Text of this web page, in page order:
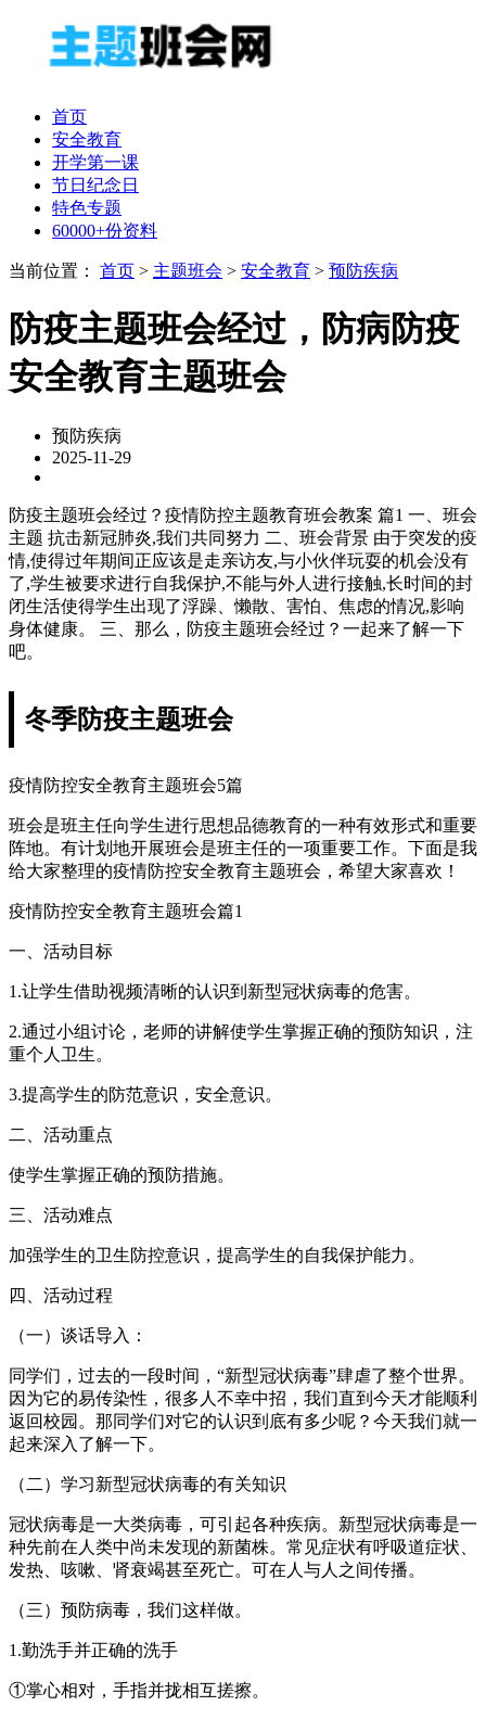
首页
安全教育
开学第一课
节日纪念日
特色专题
60000+份资料
当前位置： 首页 > 主题班会 > 安全教育 > 预防疾病
防疫主题班会经过，防病防疫
安全教育主题班会
预防疾病
2025-11-29
防疫主题班会经过？疫情防控主题教育班会教案 篇1 一、班会
主题 抗击新冠肺炎,我们共同努力 二、班会背景 由于突发的疫
情,使得过年期间正应该是走亲访友,与小伙伴玩耍的机会没有
了,学生被要求进行自我保护,不能与外人进行接触,长时间的封
闭生活使得学生出现了浮躁、懒散、害怕、焦虑的情况,影响
身体健康。 三、那么，防疫主题班会经过？一起来了解一下
吧。
冬季防疫主题班会
疫情防控安全教育主题班会5篇
班会是班主任向学生进行思想品德教育的一种有效形式和重要
阵地。有计划地开展班会是班主任的一项重要工作。下面是我
给大家整理的疫情防控安全教育主题班会，希望大家喜欢！
疫情防控安全教育主题班会篇1
一、活动目标
1.让学生借助视频清晰的认识到新型冠状病毒的危害。
2.通过小组讨论，老师的讲解使学生掌握正确的预防知识，注
重个人卫生。
3.提高学生的防范意识，安全意识。
二、活动重点
使学生掌握正确的预防措施。
三、活动难点
加强学生的卫生防控意识，提高学生的自我保护能力。
四、活动过程
（一）谈话导入：
同学们，过去的一段时间，“新型冠状病毒”肆虐了整个世界。
因为它的易传染性，很多人不幸中招，我们直到今天才能顺利
返回校园。那同学们对它的认识到底有多少呢？今天我们就一
起来深入了解一下。
（二）学习新型冠状病毒的有关知识
冠状病毒是一大类病毒，可引起各种疾病。新型冠状病毒是一
种先前在人类中尚未发现的新菌株。常见症状有呼吸道症状、
发热、咳嗽、肾衰竭甚至死亡。可在人与人之间传播。
（三）预防病毒，我们这样做。
1.勤洗手并正确的洗手
①掌心相对，手指并拢相互搓擦。